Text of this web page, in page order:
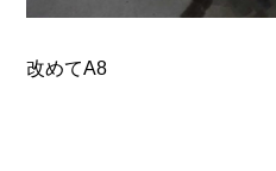
改めてA8